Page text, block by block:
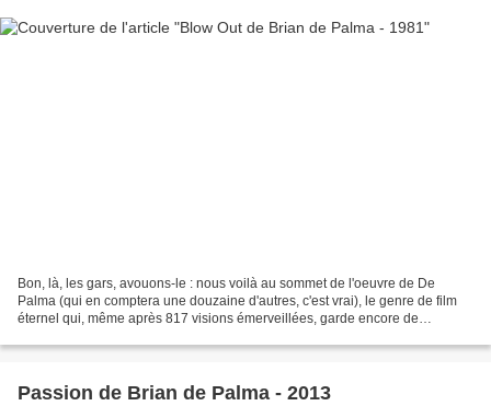
Bon, là, les gars, avouons-le : nous voilà au sommet de l'oeuvre de De
Palma (qui en comptera une douzaine d'autres, c'est vrai), le genre de film
éternel qui, même après 817 visions émerveillées, garde encore de
Passion de Brian de Palma - 2013